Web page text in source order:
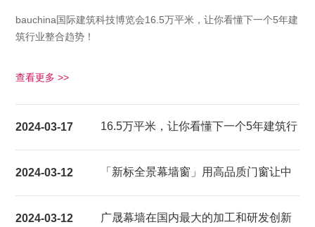
bauchina国际建筑科技博览会16.5万平米，让你看懂下一个5年建
筑行业整合趋势！
查看更多 >>
2024-03-17 16.5万平米，让你看懂下一个5年建筑行
2024-03-12
「新标全景幕墙窗」用高品质门窗让中
2024-03-12 广晟幕墙在国内最大的加工和研发创新